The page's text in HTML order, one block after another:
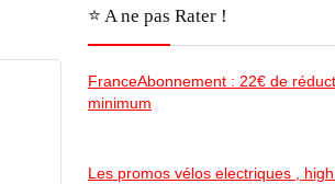
⭐️ A ne pas Rater !
FranceAbonnement : 22€ de
minimum
Les promos vélos electriques ,